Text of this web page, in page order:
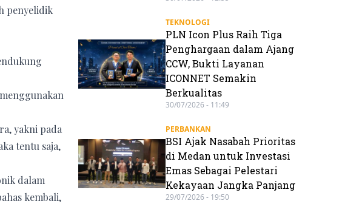
penyelidik
yakni pada
tentu saja,
dalam
kembali,
TEKNOLOGI
PLN Icon Plus Raih Tiga
Penghargaan dalam Ajang
CCW, Bukti Layanan
ICONNET Semakin
Berkualitas
30/07/2026 - 11:49
PERBANKAN
BSI Ajak Nasabah Prioritas
di Medan untuk Investasi
Emas Sebagai Pelestari
Kekayaan Jangka Panjang
29/07/2026 - 19:50